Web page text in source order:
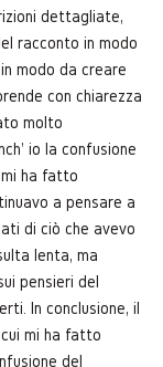
dettagliate,
racconto in modo
modo da creare
con chiarezza
molto
io la confusione
ha fatto
a pensare a
di ciò che avevo
lenta, ma
pensieri del
In conclusione, il
mi ha fatto
del